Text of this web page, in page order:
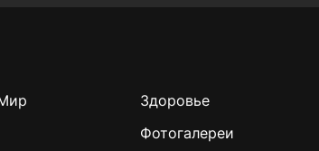
Здоровье
Фотогалереи